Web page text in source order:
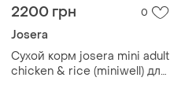
2200 грн 0
Josera
Сухой корм josera mini adult
chicken & rice (miniwell) для